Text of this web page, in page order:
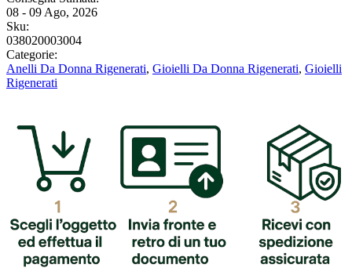
08 - 09 Ago, 2026
Sku:
038020003004
Categorie:
Anelli Da Donna Rigenerati, Gioielli Da Donna Rigenerati, Gioielli
Rigenerati